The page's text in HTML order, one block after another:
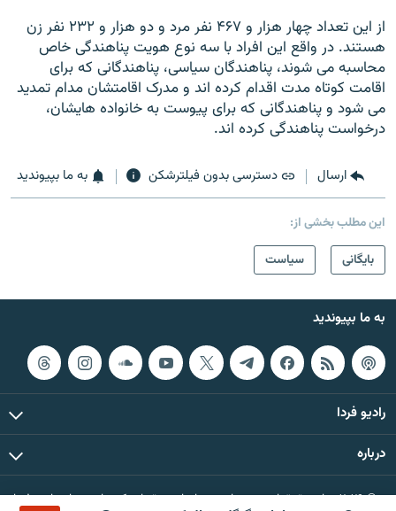
از این تعداد چهار هزار و ۴۶۷ نفر مرد و دو هزار و ۲۳۲ نفر زن
هستند. در واقع این افراد با سه نوع هویت پناهندگی خاص
محاسبه می شوند،‌ پناهندگان سیاسی، پناهندگانی که برای
اقامت کوتاه مدت اقدام کرده اند و مدرک اقامتشان مدام تمدید
می شود و پناهندگانی که برای پیوست به خانواده هایشان،
درخواست پناهندگی کرده اند.‌
ارسال دسترسی بدون فیلترشکن به ما بپیوندید
این مطلب بخشی از:
بایگانی
سیاست
به ما بپیوندید
رادیو فردا
درباره
© ۲۰۲۶ تمام حقوق این وب‌سایت، بر اساس مقررات کپی‌رایت، برای رادیو فردا